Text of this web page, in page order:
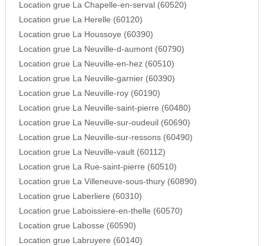
Location grue La Chapelle-en-serval (60520)
Location grue La Herelle (60120)
Location grue La Houssoye (60390)
Location grue La Neuville-d-aumont (60790)
Location grue La Neuville-en-hez (60510)
Location grue La Neuville-garnier (60390)
Location grue La Neuville-roy (60190)
Location grue La Neuville-saint-pierre (60480)
Location grue La Neuville-sur-oudeuil (60690)
Location grue La Neuville-sur-ressons (60490)
Location grue La Neuville-vault (60112)
Location grue La Rue-saint-pierre (60510)
Location grue La Villeneuve-sous-thury (60890)
Location grue Laberliere (60310)
Location grue Laboissiere-en-thelle (60570)
Location grue Labosse (60590)
Location grue Labruyere (60140)